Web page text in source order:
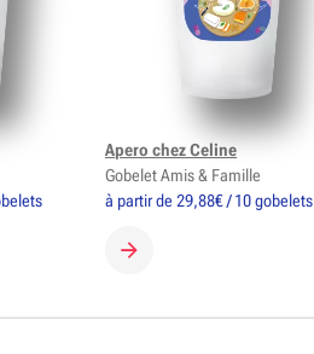
à partir de 29,88€ / 10 gobelets
CRÉER MON GOBELET
Apero chez Celine
Gobelet Amis & Famille